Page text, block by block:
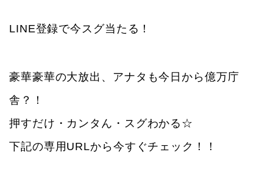
LINE登録で今スグ当たる！
豪華豪華の大放出、アナタも今日から億万庁
舎？！
押すだけ・カンタん・スグわかる☆
下記の専用URLから今すぐチェック！！